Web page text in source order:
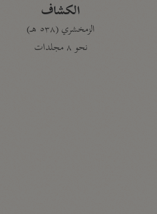
الكشاف
الزمخشري (٥٣٨ هـ)
نحو ٨ مجلدات